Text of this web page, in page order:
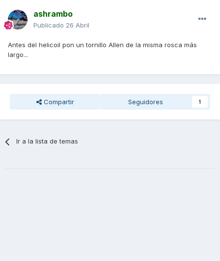
ashrambo
Publicado 26 Abril
Antes del helicoil pon un tornillo Allen de la misma rosca más
largo...
Compartir Seguidores 1
Ir a la lista de temas